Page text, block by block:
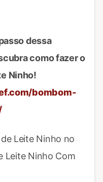
dessa
como fazer o
Ninho!
bombom-
Leite Ninho no
Leite Ninho Com